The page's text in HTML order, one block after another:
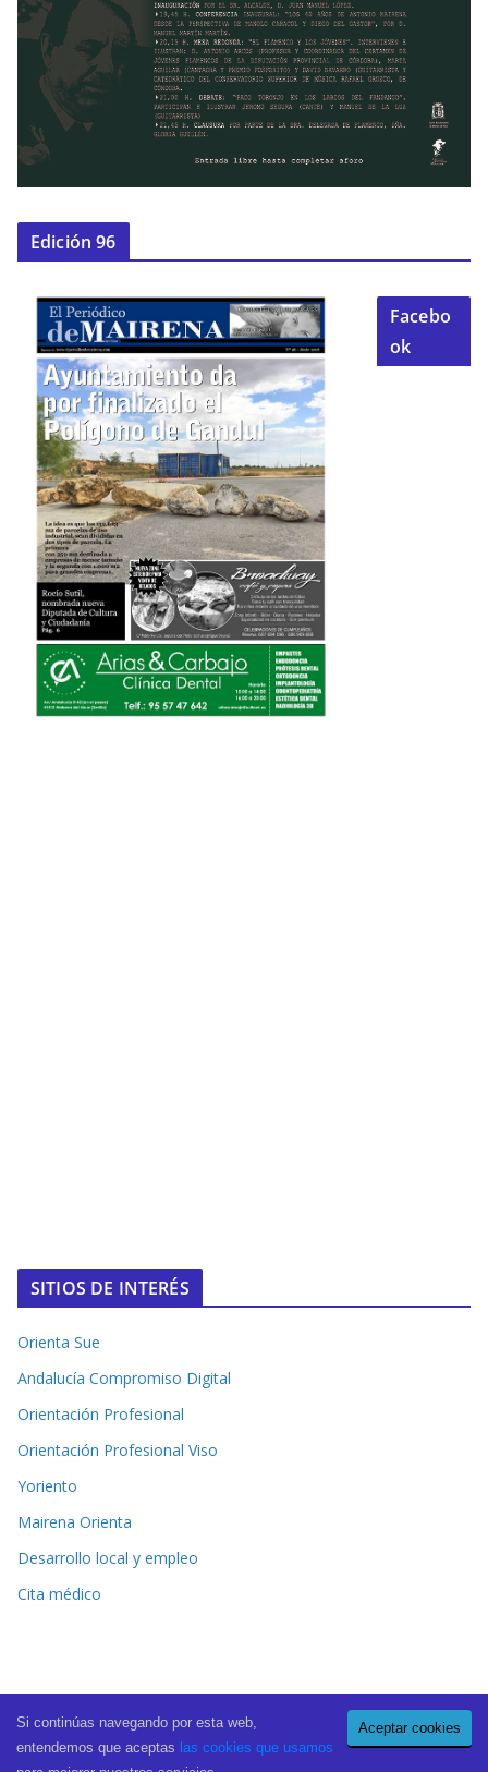
Edición 96
Facebo
ok
SITIOS DE INTERÉS
Orienta Sue
Andalucía Compromiso Digital
Orientación Profesional
Orientación Profesional Viso
Yoriento
Mairena Orienta
Desarrollo local y empleo
Cita médico
Copyright © 2026El Periódico de Mairena
. All rights reserved.
Theme:
ColorMag Pro by ThemeGrill. Powered by
Aceptar cookies
Si continúas navegando por esta web,
entendemos que aceptas las cookies que usamos